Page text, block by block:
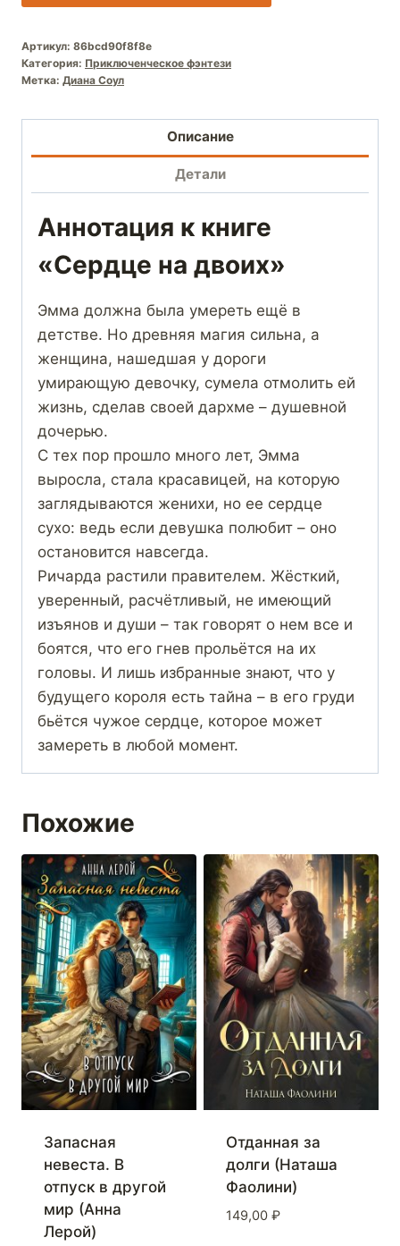
Артикул: 86bcd90f8f8e
Категория: Приключенческое фэнтези
Метка: Диана Соул
Описание
Детали
Аннотация к книге
«Сердце на двоих»
Эмма должна была умереть ещё в
детстве. Но древняя магия сильна, а
женщина, нашедшая у дороги
умирающую девочку, сумела отмолить ей
жизнь, сделав своей дархме – душевной
дочерью.
С тех пор прошло много лет, Эмма
выросла, стала красавицей, на которую
заглядываются женихи, но ее сердце
сухо: ведь если девушка полюбит – оно
остановится навсегда.
Ричарда растили правителем. Жёсткий,
уверенный, расчётливый, не имеющий
изъянов и души – так говорят о нем все и
боятся, что его гнев прольётся на их
головы. И лишь избранные знают, что у
будущего короля есть тайна – в его груди
бьётся чужое сердце, которое может
замереть в любой момент.
Похожие
Запасная
невеста. В
отпуск в другой
мир (Анна
Лерой)
Отданная за
долги (Наташа
Фаолини)
149,00 ₽